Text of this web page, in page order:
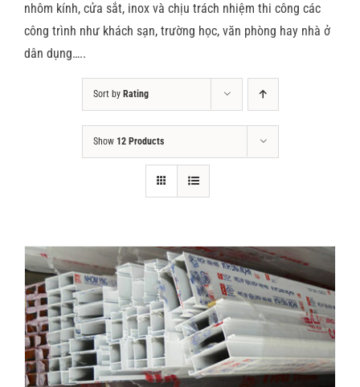
Dự Án & Đối Tác
Tin tức
Liên hệ
nhôm kính, cửa sắt, inox và chịu trách nhiệm thi công các
công trình như khách sạn, trường học, văn phòng hay nhà ở
dân dụng…..
Sort by Rating
Show 12 Products